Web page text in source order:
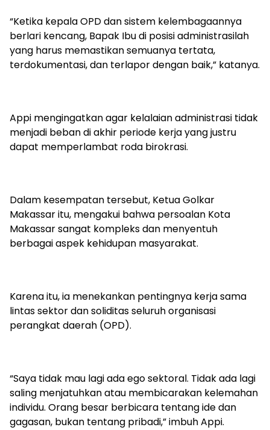
“Ketika kepala OPD dan sistem kelembagaannya
berlari kencang, Bapak Ibu di posisi administrasilah
yang harus memastikan semuanya tertata,
terdokumentasi, dan terlapor dengan baik,” katanya.
Appi mengingatkan agar kelalaian administrasi tidak
menjadi beban di akhir periode kerja yang justru
dapat memperlambat roda birokrasi.
Dalam kesempatan tersebut, Ketua Golkar
Makassar itu, mengakui bahwa persoalan Kota
Makassar sangat kompleks dan menyentuh
berbagai aspek kehidupan masyarakat.
Karena itu, ia menekankan pentingnya kerja sama
lintas sektor dan soliditas seluruh organisasi
perangkat daerah (OPD).
“Saya tidak mau lagi ada ego sektoral. Tidak ada lagi
saling menjatuhkan atau membicarakan kelemahan
individu. Orang besar berbicara tentang ide dan
gagasan, bukan tentang pribadi,” imbuh Appi.